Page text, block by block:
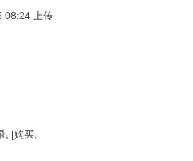
08:24 上传
, [购买,